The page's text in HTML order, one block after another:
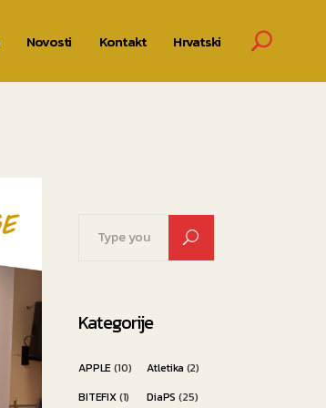
Novosti Kontakt Hrvatski
Kategorije
APPLE(10) Atletika (2)
BITEFIX(1) DiaPS (25)